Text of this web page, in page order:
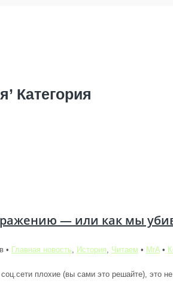
Категория
— или как мы
• Главная новость История Читаем • MrA •
соц.сети плохие (вы сами это решайте), это